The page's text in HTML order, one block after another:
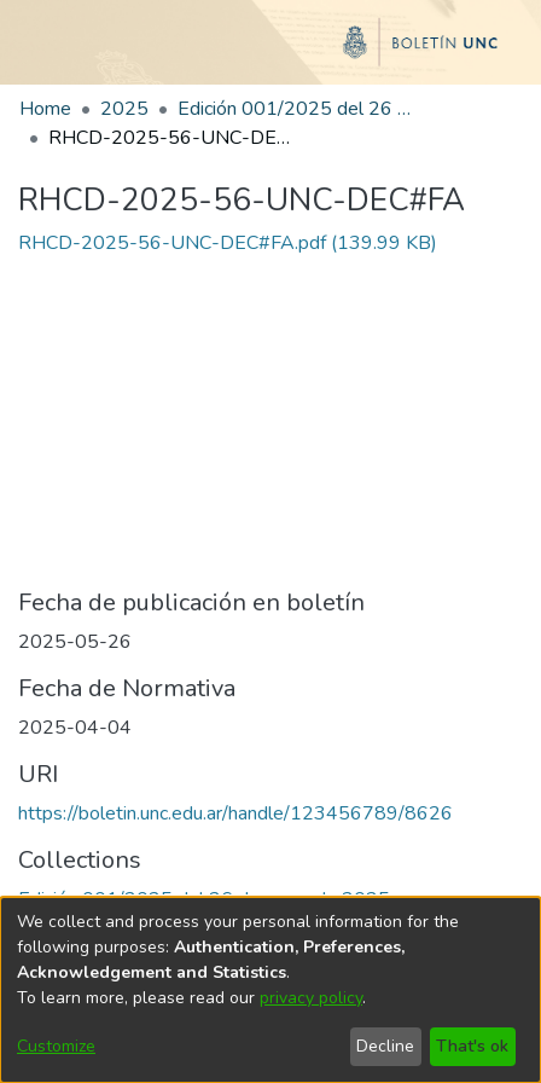
Home 2025
Edición 001/2025 del 26 de mayo de 2025
RHCD-2025-56-UNC-DEC#FA
RHCD-2025-56-UNC-DEC#FA
RHCD-2025-56-UNC-DEC#FA.pdf(139.99 KB)
Fecha de publicación en boletín
2025-05-26
Fecha de Normativa
2025-04-04
URI
https://boletin.unc.edu.ar/handle/123456789/8626
Collections
Edición 001/2025 del 26 de mayo de 2025
Universidad Nacional de Córdoba
We collect and process your personal information for the
following purposes: Authentication, Preferences,
Acknowledgement and Statistics.
To learn more, please read our privacy policy.
Customize Decline That's ok